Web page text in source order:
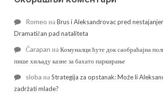
Romeo наBrus i Aleksandrovac pred
Dramatičan pad nataliteta
Čarapan наКомуналци ћуте док саобраћајна
пише хиљаду казне за бахато паркирање
sloba наStrategija za opstanak: Može li
zadržati mlade?